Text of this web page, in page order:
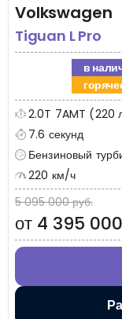
Volkswagen
Tiguan L Pro
в
2.0T 7AMT (220
7.6 секунд
Бензиновый
220 км/ч
5 095 000 руб.
от 4 395